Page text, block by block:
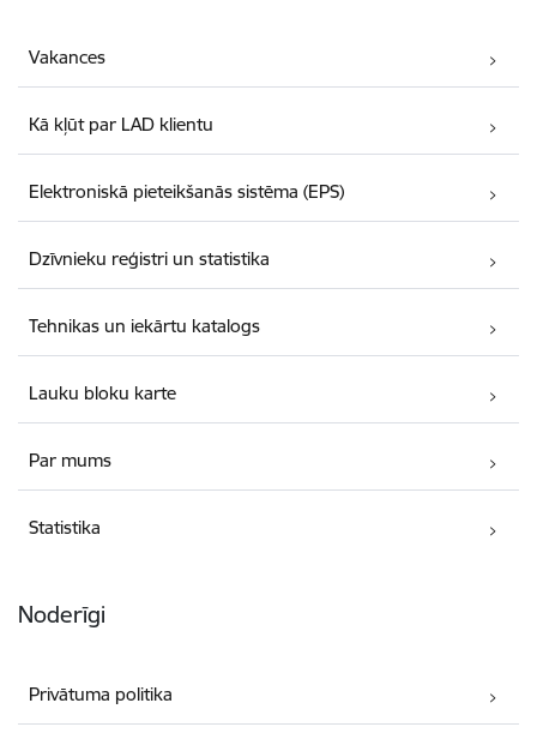
Vakances
Kā kļūt par LAD klientu
Elektroniskā pieteikšanās sistēma (EPS)
Dzīvnieku reģistri un statistika
Tehnikas un iekārtu katalogs
Lauku bloku karte
Par mums
Statistika
Noderīgi
Privātuma politika